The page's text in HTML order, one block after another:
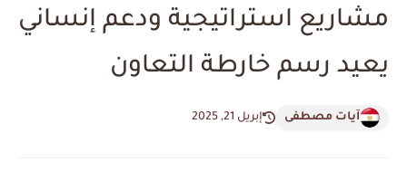
مشاريع استراتيجية ودعم إنساني
يعيد رسم خارطة التعاون
آيات مصطفى إبريل 21, 2025